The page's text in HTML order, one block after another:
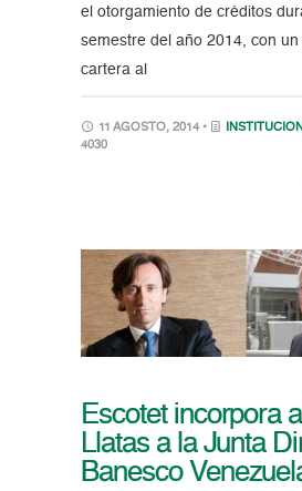
el otorgamiento de créditos
semestre del año 2014, con un
cartera al
11 AGOSTO, 2014 •
4030
Escotet incorpora
Llatas a la Junta
Banesco